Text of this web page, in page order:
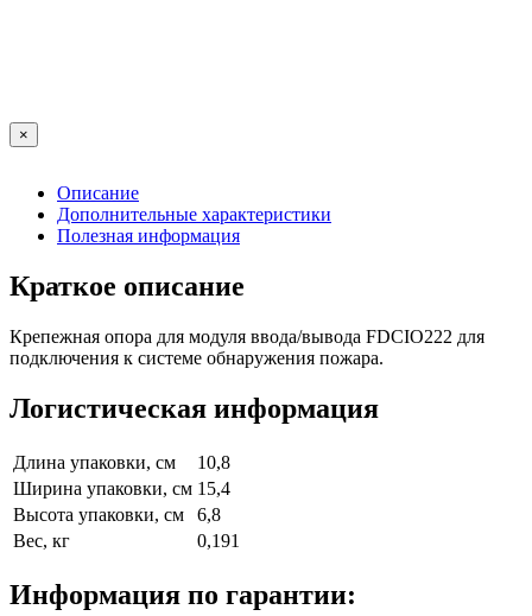
×
Описание
Дополнительные характеристики
Полезная информация
Краткое описание
Крепежная опора для модуля ввода/вывода FDCIO222 для
подключения к системе обнаружения пожара.
Логистическая информация
Длина упаковки, см
10,8
Ширина упаковки, см 15,4
Высота упаковки, см
6,8
Вес, кг
0,191
Информация по гарантии: